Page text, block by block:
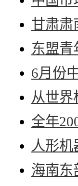
甘肃肃
东盟青
6月份
从世界
全年
人形机
海南东